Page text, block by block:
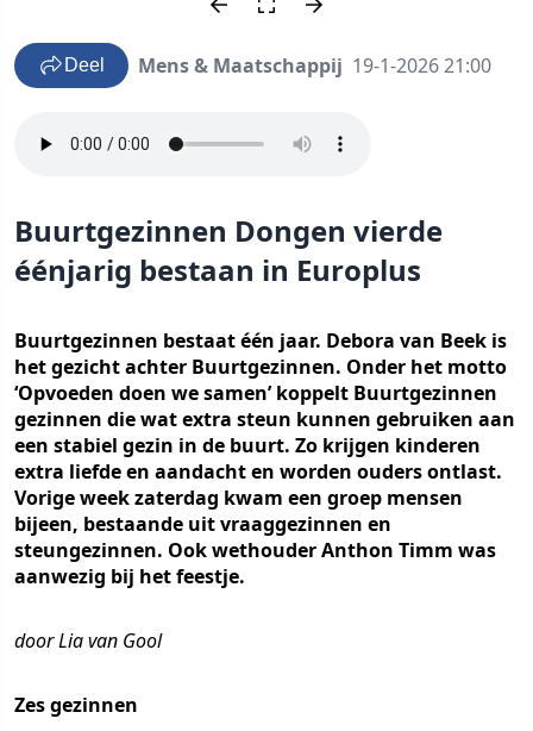
Deel Mens & Maatschappij 19-1-2026 21:00
Buurtgezinnen Dongen vierde
éénjarig bestaan in Europlus
Buurtgezinnen bestaat één jaar. Debora van Beek is
het gezicht achter Buurtgezinnen. Onder het motto
‘Opvoeden doen we samen’ koppelt Buurtgezinnen
gezinnen die wat extra steun kunnen gebruiken aan
een stabiel gezin in de buurt. Zo krijgen kinderen
extra liefde en aandacht en worden ouders ontlast.
Vorige week zaterdag kwam een groep mensen
bijeen, bestaande uit vraaggezinnen en
steungezinnen. Ook wethouder Anthon Timm was
aanwezig bij het feestje.
door Lia van Gool
Zes gezinnen